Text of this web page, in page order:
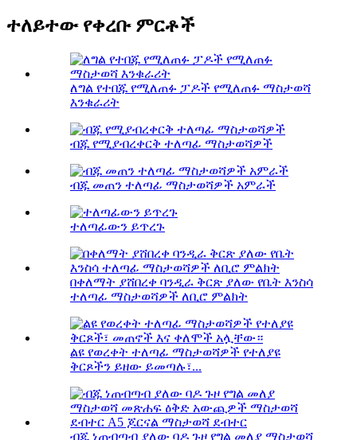
ተለይተው የቀረቡ ምርቶች
ለግል የተበጁ የሚለጠፉ ፓዶች የሚለጠፉ ማስታወሻ
እንቁራሪት
ብጁ የሚያብረቀርቅ ተለጣፊ ማስታወሻዎች
ብጁ መጠን ተለጣፊ ማስታወሻዎች አምራች
ተለጣፊውን ይጥረጉ
በቀለማት ያሸበረቀ ባንዲራ ቅርጽ ያለው የቤት እንስሳ
ተለጣፊ ማስታወሻዎች ለቢሮ ምልክት
ልዩ የወረቀት ተለጣፊ ማስታወሻዎች የተለያዩ
ቅርጾችን ይዘው ይመጣሉ፣...
ብጁ ነጠብጣብ ያለው ባዶ ጉዞ የግል መለያ ማስታወሻ